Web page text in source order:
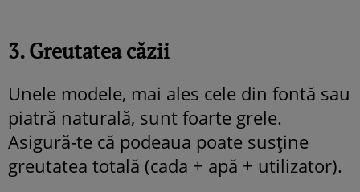
3. Greutatea căzii
Unele modele, mai ales cele din fontă sau
piatră naturală, sunt foarte grele.
Asigură-te că podeaua poate susține
greutatea totală (cada + apă + utilizator).